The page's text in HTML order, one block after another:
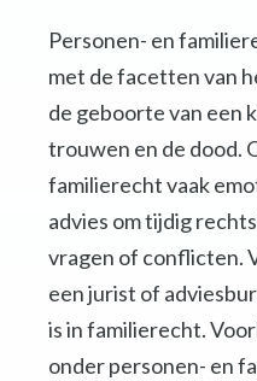
Personen- en
met de facetten van
de geboorte van een
trouwen en de dood.
familierecht vaak
advies om tijdig
vragen of conflicten.
een jurist of
is in familierecht.
onder personen- en